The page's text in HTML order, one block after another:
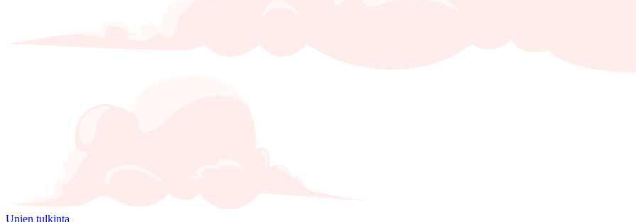
Unien tulkinta